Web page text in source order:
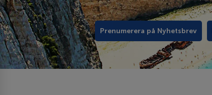
Prenumerera på Nyhetsbrev